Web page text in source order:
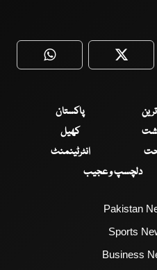
WhatsApp
پاکستان
کھیل
انٹرٹینمنٹ
دلچسپ و عجیب
Pakistan
Sports
Business